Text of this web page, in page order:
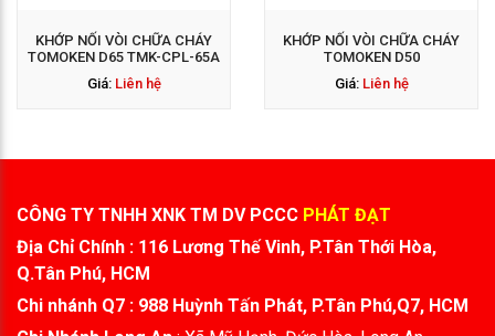
KHỚP NỐI VÒI CHỮA CHÁY
TOMOKEN D65 TMK-CPL-65A
Giá: Liên hệ
KHỚP NỐI VÒI CHỮA CHÁY
TOMOKEN D50
Giá: Liên hệ
CÔNG TY TNHH XNK TM DV PCCC PHÁT ĐẠT
Địa Chỉ Chính : 116 Lương Thế Vinh, P.Tân Thới Hòa,
Q.Tân Phú, HCM
Chi nhánh Q7 : 988 Huỳnh Tấn Phát, P.Tân Phú,Q7, HCM